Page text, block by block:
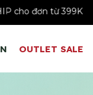
cho đơn từ
OUTLET SALE